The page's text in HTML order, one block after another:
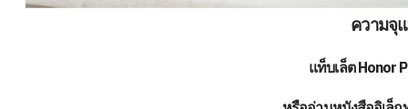
ความจุ
แท็บเล็ต Honor